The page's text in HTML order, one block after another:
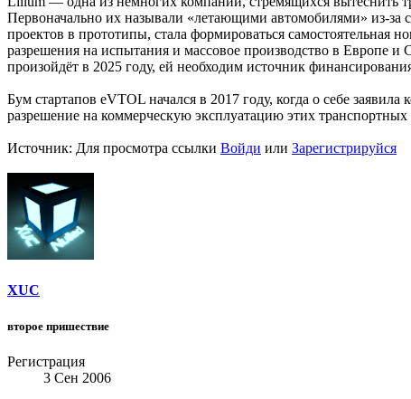
Первоначально их называли «летающими автомобилями» из-за
проектов в прототипы, стала формироваться
разрешения на испытания и массовое производство в Европе
произойдёт в 2025 году, ей необходим источник
Бум стартапов eVTOL начался в 2017 году, когда о себе
разрешение на коммерческую эксплуатацию этих
Источник: Для просмотра ссылки Войди или Зарегистрируйся
XUC
второе пришествие
Регистрация
3 Сен 2006